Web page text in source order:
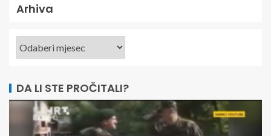
Arhiva
DA LI STE PROČITALI?